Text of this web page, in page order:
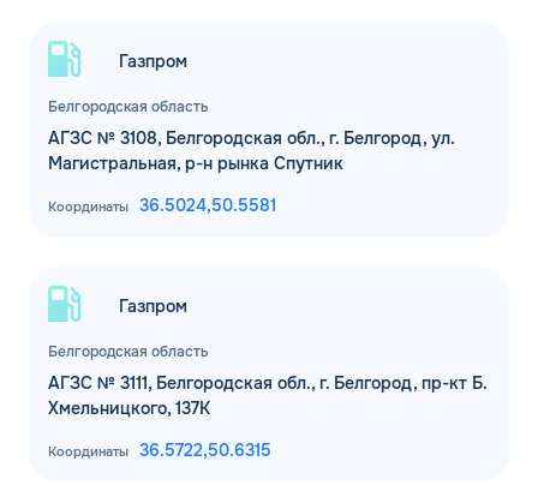
Белгородская область
Газпром
АГЗС № 3108, Белгородская обл., г. Белгород, ул.
Магистральная, р-н рынка Спутник
Координаты 36.5024,50.5581
Белгородская область
Газпром
АГЗС № 3111, Белгородская обл., г. Белгород, пр-кт Б.
Хмельницкого, 137К
Координаты 36.5722,50.6315